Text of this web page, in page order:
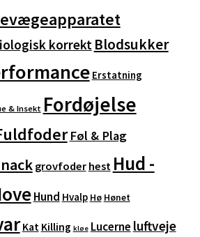
korrekt Blodsukker
Erstatning
& Insekt Fordøjelse
Føl & Plag
grovfoder hest Hud -
Hund Hvalp Hø Hønet
Kat Killing kløe Lucerne luftveje